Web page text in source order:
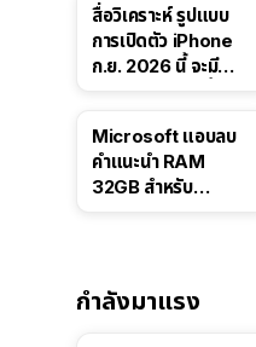
สื่อวิเคราะห์ รูปแบบ
การเปิดตัว iPhone
ก.ย. 2026 นี้ จะมี
Microsoft แอบลบ
คำแนะนำ RAM
32GB สำหรับ
กำลังมาแรง